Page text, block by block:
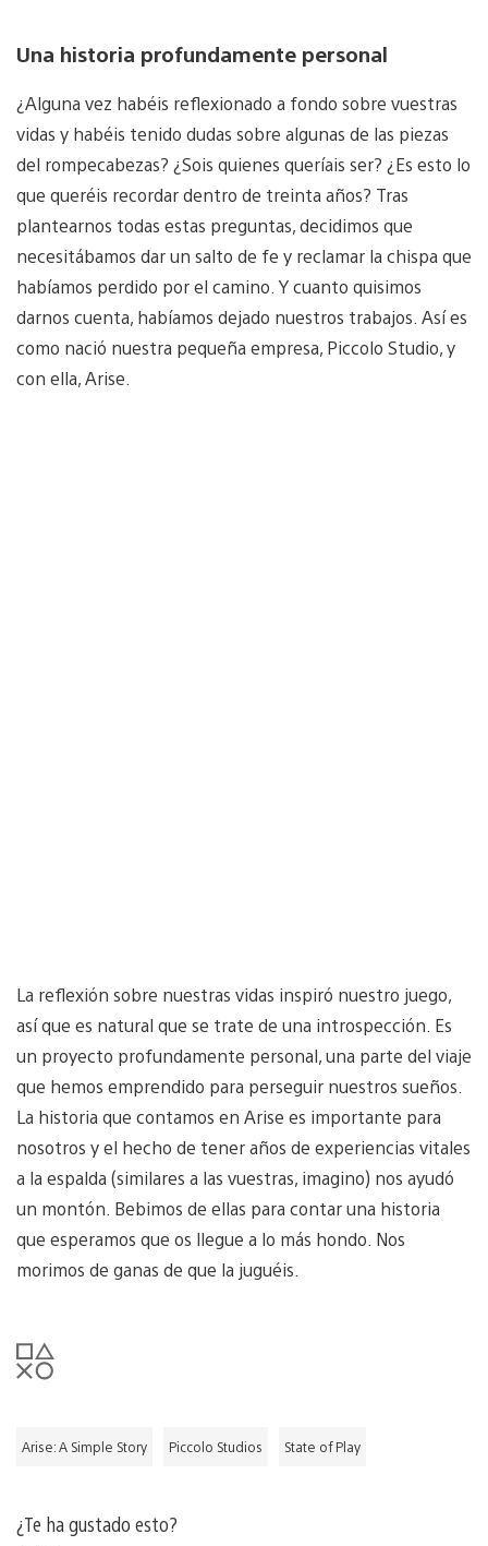
Una historia profundamente personal
¿Alguna vez habéis reflexionado a fondo sobre vuestras
vidas y habéis tenido dudas sobre algunas de las piezas
del rompecabezas? ¿Sois quienes queríais ser? ¿Es esto lo
que queréis recordar dentro de treinta años? Tras
plantearnos todas estas preguntas, decidimos que
necesitábamos dar un salto de fe y reclamar la chispa que
habíamos perdido por el camino. Y cuanto quisimos
darnos cuenta, habíamos dejado nuestros trabajos. Así es
como nació nuestra pequeña empresa, Piccolo Studio, y
con ella, Arise.
La reflexión sobre nuestras vidas inspiró nuestro juego,
así que es natural que se trate de una introspección. Es
un proyecto profundamente personal, una parte del viaje
que hemos emprendido para perseguir nuestros sueños.
La historia que contamos en Arise es importante para
nosotros y el hecho de tener años de experiencias vitales
a la espalda (similares a las vuestras, imagino) nos ayudó
un montón. Bebimos de ellas para contar una historia
que esperamos que os llegue a lo más hondo. Nos
morimos de ganas de que la juguéis.
Arise: A Simple Story Piccolo Studios State of Play
¿Te ha gustado esto?